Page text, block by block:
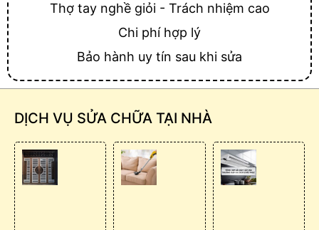
Thợ tay nghề giỏi - Trách nhiệm cao
Chi phí hợp lý
Bảo hành uy tín sau khi sửa
DỊCH VỤ SỬA CHỮA TẠI NHÀ